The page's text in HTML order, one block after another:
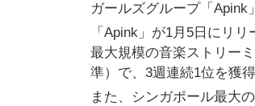
ガールズグループ「Apink
「Apink」が1月5日にリ
最大規模の音楽ストリー
準）で、3週連続1位を獲得
また、シンガポール最大